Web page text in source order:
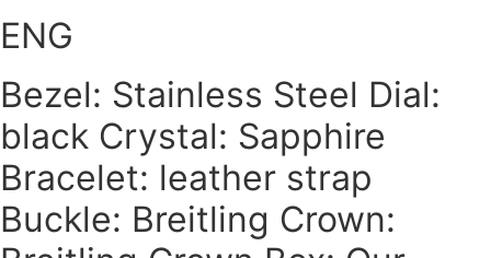
ENG
Bezel: Stainless Steel Dial:
black Crystal: Sapphire
Bracelet: leather strap
Buckle: Breitling Crown: